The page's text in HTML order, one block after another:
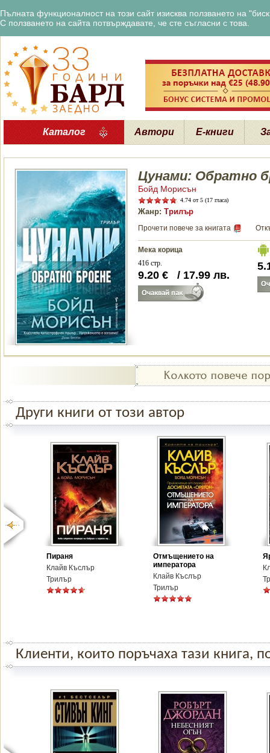
Пълната функционалност на този сайт изисква ползването на
С ползването на сайта потвърждавате, че сте съгласни с това.
Каталог Автори Е-книги
Цунами: Обратно
Бойд Морисън
4.74 от 5 (17 гласа)
Жанр: Трилър
Прочети повече за книгата
Мека корица
416 стр.
9.20 € / 17.99 лв.
Други книги от този автор
Пираня
Клайв Къслър
Трилър
Отмъщението на
императора
Клайв Къслър
Трилър
Клиенти, които поръчаха тази книга,